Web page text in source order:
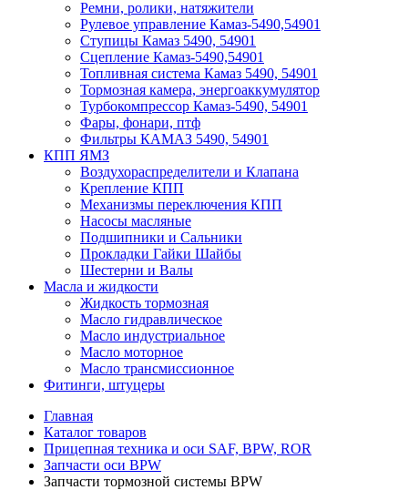
Ремни, ролики, натяжители
Рулевое управление Камаз-5490,54901
Ступицы Камаз 5490, 54901
Сцепление Камаз-5490,54901
Топливная система Камаз 5490, 54901
Тормозная камера, энергоаккумулятор
Турбокомпрессор Камаз-5490, 54901
Фары, фонари, птф
Фильтры КАМАЗ 5490, 54901
КПП ЯМЗ
Воздухораспределители и Клапана
Крепление КПП
Механизмы переключения КПП
Насосы масляные
Подшипники и Сальники
Прокладки Гайки Шайбы
Шестерни и Валы
Масла и жидкости
Жидкость тормозная
Масло гидравлическое
Масло индустриальное
Масло моторное
Масло трансмиссионное
Фитинги, штуцеры
Главная
Каталог товаров
Прицепная техника и оси SAF, BPW, ROR
Запчасти оси BPW
Запчасти тормозной системы BPW